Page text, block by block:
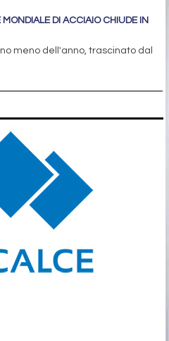
DI ACCIAIO CHIUDE IN
meno dell'anno, trascinato dal